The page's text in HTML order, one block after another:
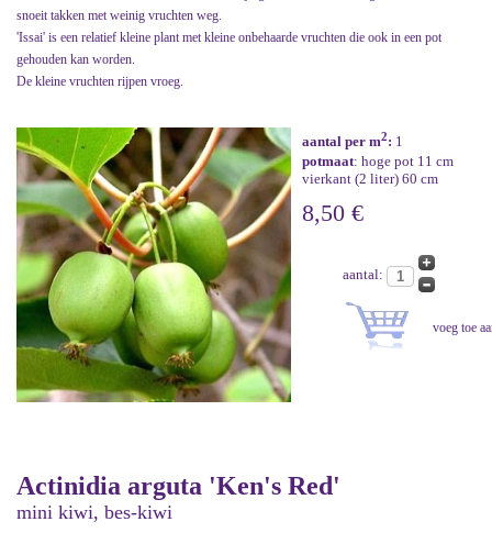
snoeit takken met weinig vruchten weg.
'Issai' is een relatief kleine plant met kleine onbehaarde vruchten die ook in een pot
gehouden kan worden.
De kleine vruchten rijpen vroeg.
aantal per m2: 1
potmaat: hoge pot 11 cm
vierkant (2 liter) 60 cm
8,50 €
aantal:
Actinidia arguta 'Ken's Red'
mini kiwi, bes-kiwi